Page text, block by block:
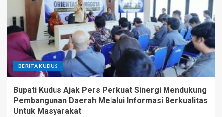
BERITA KUDUS
Bupati Kudus Ajak Pers Perkuat Sinergi Mendukung
Pembangunan Daerah Melalui Informasi Berkualitas
Untuk Masyarakat